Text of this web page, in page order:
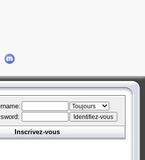
Inscrivez-vous